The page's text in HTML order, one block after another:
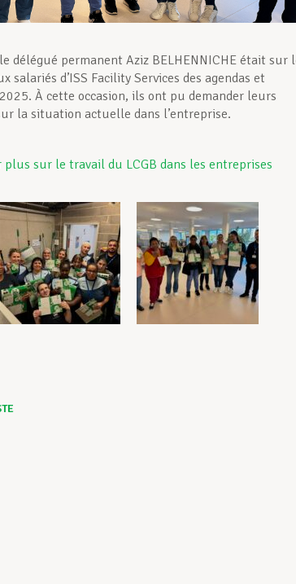
délégué permanent Aziz BELHENNICHE était sur
d’ISS Facility Services des agendas et
À cette occasion, ils ont pu demander leurs
la situation actuelle dans l’entreprise.
plus sur le travail du LCGB dans les entreprises